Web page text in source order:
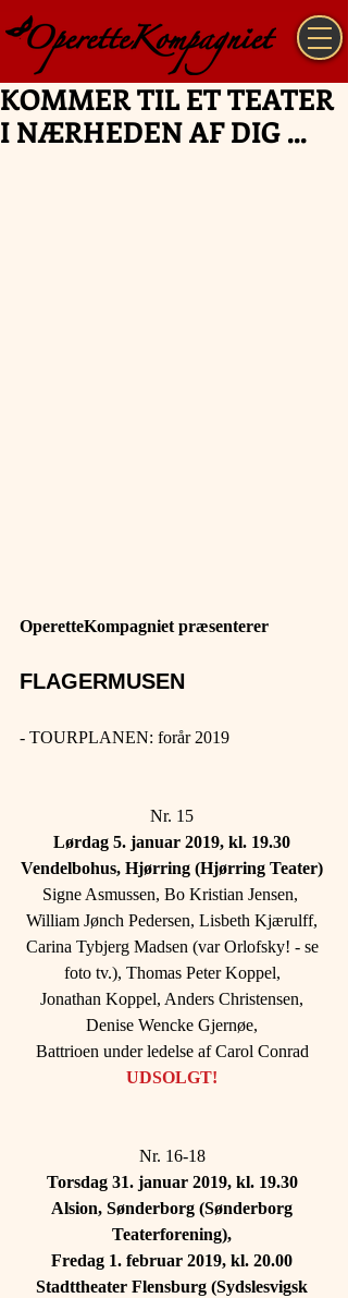
KOMMER TIL ET TEATER
I NÆRHEDEN AF DIG ...
OperetteKompagniet præsenterer
FLAGERMUSEN
- TOURPLANEN: forår 2019
Nr. 15
Lørdag 5. januar 2019, kl. 19.30
Vendelbohus, Hjørring (Hjørring Teater)
Signe Asmussen, Bo Kristian Jensen,
William Jønch Pedersen, Lisbeth Kjærulff,
Carina Tybjerg Madsen (var Orlofsky! - se
foto tv.), Thomas Peter Koppel,
Jonathan Koppel, Anders Christensen,
Denise Wencke Gjernøe,
Battrioen under ledelse af Carol Conrad
UDSOLGT!
Nr. 16-18
Torsdag 31. januar 2019, kl. 19.30
Alsion, Sønderborg (Sønderborg
Teaterforening),
Fredag 1. februar 2019, kl. 20.00
Stadttheater Flensburg (Sydslesvigsk